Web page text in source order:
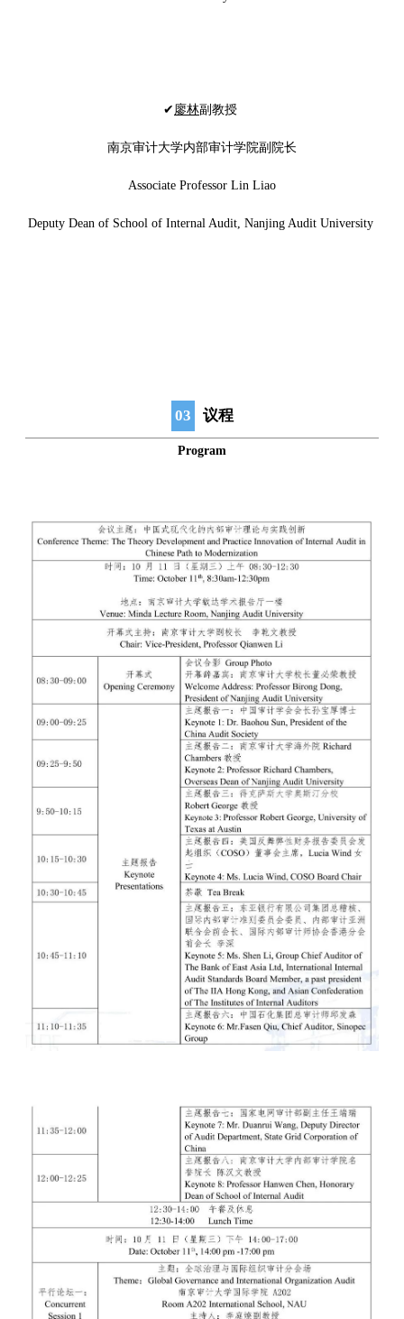
✔ 廖林副教授
南京审计大学内部审计学院副院长
Associate Professor Lin Liao
Deputy Dean of School of Internal Audit, Nanjing Audit University
03 议程
Program